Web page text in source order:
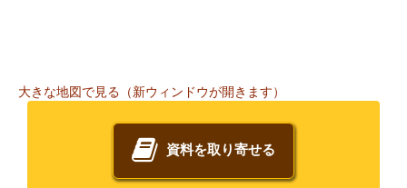
大きな地図で見る（新ウィンドウが開きます）
資料を取り寄せる